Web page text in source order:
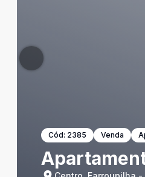
Cód: 2385 Venda